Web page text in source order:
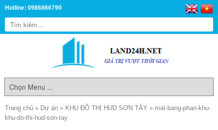
Hotline: 0986866790
Trang chủ » Dự án » KHU ĐÔ THỊ HUD SƠN TÂY » mat-bang-phan-khu-
khu-do-thi-hud-son-tay